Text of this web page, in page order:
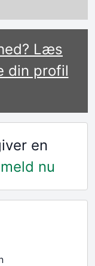
Læs
din profil
en
nu